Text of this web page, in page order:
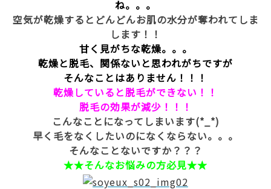
ね。。。
空気が乾燥するとどんどんお肌の水分が奪われてしま
します！！
甘く見がちな乾燥。。。
乾燥と脱毛、関係ないと思われがちですが
そんなことはありません！！！
乾燥していると脱毛ができない！！
脱毛の効果が減少！！！
こんなことになってしまいます(*_*)
早く毛をなくしたいのになくならない。。。
そんなことないですか？？？
★★そんなお悩みの方必見★★